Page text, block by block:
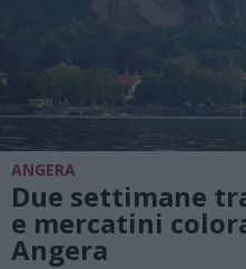
ANGERA
Due settimane
e mercatini
Angera